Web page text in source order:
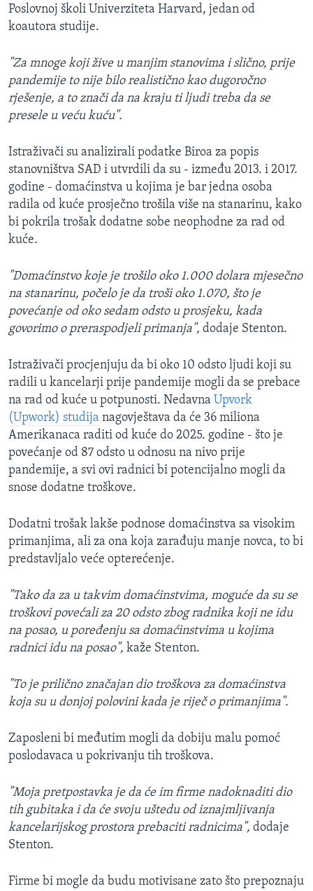
Poslovnoj školi Univerziteta Harvard, jedan od
koautora studije.
"Za mnoge koji žive u manjim stanovima i slično, prije
pandemije to nije bilo realistično kao dugoročno
rješenje, a to znači da na kraju ti ljudi treba da se
presele u veću kuću".
Istraživači su analizirali podatke Biroa za popis
stanovništva SAD i utvrdili da su - između 2013. i 2017.
godine - domaćinstva u kojima je bar jedna osoba
radila od kuće prosječno trošila više na stanarinu, kako
bi pokrila trošak dodatne sobe neophodne za rad od
kuće.
"Domaćinstvo koje je trošilo oko 1.000 dolara mjesečno
na stanarinu, počelo je da troši oko 1.070, što je
povećanje od oko sedam odsto u prosjeku, kada
govorimo o preraspodjeli primanja", dodaje Stenton.
Istraživači procjenjuju da bi oko 10 odsto ljudi koji su
radili u kancelarji prije pandemije mogli da se prebace
na rad od kuće u potpunosti. Nedavna Upvork
(Upwork) studija nagovještava da će 36 miliona
Amerikanaca raditi od kuće do 2025. godine - što je
povećanje od 87 odsto u odnosu na nivo prije
pandemije, a svi ovi radnici bi potencijalno mogli da
snose dodatne troškove.
Dodatni trošak lakše podnose domaćinstva sa visokim
primanjima, ali za ona koja zarađuju manje novca, to bi
predstavljalo veće opterećenje.
"Tako da za u takvim domaćinstvima, moguće da su se
troškovi povećali za 20 odsto zbog radnika koji ne idu
na posao, u poređenju sa domaćinstvima u kojima
radnici idu na posao", kaže Stenton.
"To je prilično značajan dio troškova za domaćinstva
koja su u donjoj polovini kada je riječ o primanjima".
Zaposleni bi međutim mogli da dobiju malu pomoć
poslodavaca u pokrivanju tih troškova.
"Moja pretpostavka je da će im firme nadoknaditi dio
tih gubitaka i da će svoju uštedu od iznajmljivanja
kancelarijskog prostora prebaciti radnicima", dodaje
Stenton.
Firme bi mogle da budu motivisane zato što prepoznaju